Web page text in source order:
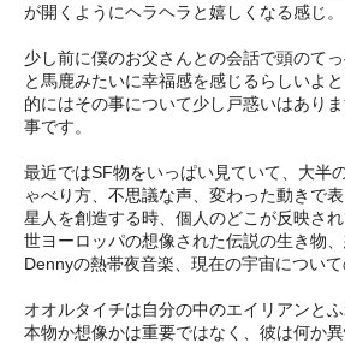
が開くようにヘラヘラと嬉しくなる感じ。
少し前に僕のお父さんとの会話で頭のて
と馬鹿みたいに幸福感を感じるらしいよ
的にはその事について少し戸惑いはあり
事です。
最近ではSF物をいっぱい見ていて、大半
ゃべり方、不思議な声、変わった動きで
星人を創造する時、個人のどこが反映さ
世ヨーロッパの想像された伝説の生き物
Dennyの熱帯夜音楽、現在の宇宙について
オオルタイチは自分の中のエイリアンと
本物か想像かは重要ではなく、彼は何か